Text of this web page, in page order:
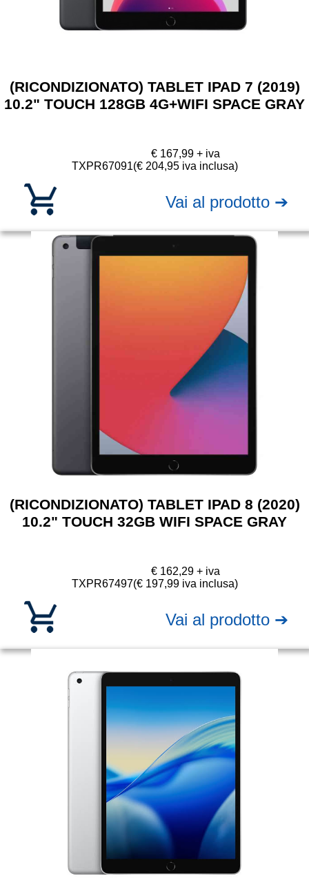
(RICONDIZIONATO) TABLET IPAD 7 (2019)
10.2" TOUCH 128GB 4G+WIFI SPACE GRAY
TXPR67091
€ 167,99 + iva
(€ 204,95 iva inclusa)
Vai al prodotto ➔
(RICONDIZIONATO) TABLET IPAD 8 (2020)
10.2" TOUCH 32GB WIFI SPACE GRAY
TXPR67497
€ 162,29 + iva
(€ 197,99 iva inclusa)
Vai al prodotto ➔